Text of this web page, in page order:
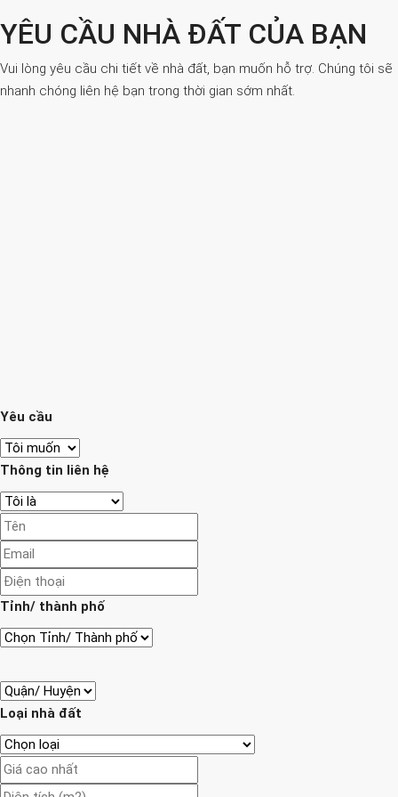
YÊU CẦU NHÀ ĐẤT CỦA BẠN
Vui lòng yêu cầu chi tiết về nhà đất, bạn muốn hỗ trợ. Chúng tôi sẽ
nhanh chóng liên hệ bạn trong thời gian sớm nhất.
Yêu cầu
Thông tin liên hệ
Tỉnh/ thành phố
Loại nhà đất